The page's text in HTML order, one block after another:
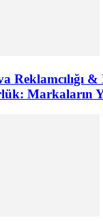
Reklamcılığı
Markaların